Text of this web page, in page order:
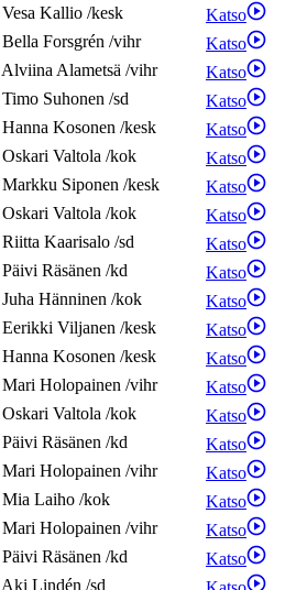
Vesa Kallio /kesk
Katso
Bella Forsgrén /vihr
Katso
AlviinaAlametsä /vihr
Katso
Timo Suhonen /sd
Katso
Hanna Kosonen /kesk
Katso
Oskari Valtola /kok
Katso
Markku Siponen /kesk
Katso
Oskari Valtola /kok
Katso
Riitta Kaarisalo /sd
Katso
Päivi Räsänen /kd
Katso
Juha Hänninen /kok
Katso
Eerikki Viljanen /kesk
Katso
Hanna Kosonen /kesk
Katso
Mari Holopainen /vihr
Katso
Oskari Valtola /kok
Katso
Päivi Räsänen /kd
Katso
Mari Holopainen /vihr
Katso
Mia Laiho /kok
Katso
Mari Holopainen /vihr
Katso
Päivi Räsänen /kd
Katso
Aki Lindén /sd